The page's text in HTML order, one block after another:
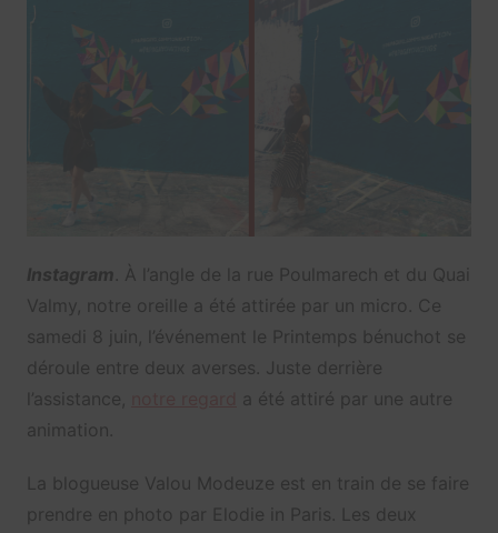
Instagram . À l’angle de la rue Poulmarech et du Quai
Valmy, notre oreille a été attirée par un micro. Ce
samedi 8 juin, l’événement le Printemps bénuchot se
déroule entre deux averses. Juste derrière
l’assistance,
a été attiré par une autre
animation.
La blogueuse Valou Modeuze est en train de se faire
prendre en photo par Elodie in Paris. Les deux